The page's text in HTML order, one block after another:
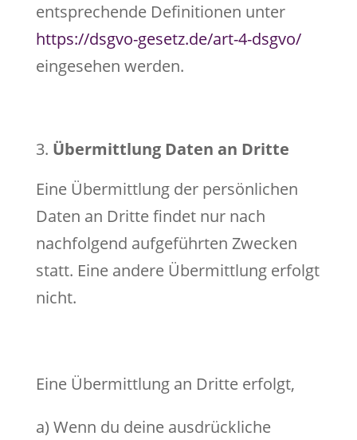
entsprechende Definitionen unter
https://dsgvo-gesetz.de/art-4-dsgvo/
eingesehen werden.
Übermittlung Daten an Dritte
Eine Übermittlung der persönlichen
Daten an Dritte findet nur nach
nachfolgend aufgeführten Zwecken
statt. Eine andere Übermittlung erfolgt
nicht.
Eine Übermittlung an Dritte erfolgt,
a) Wenn du deine ausdrückliche